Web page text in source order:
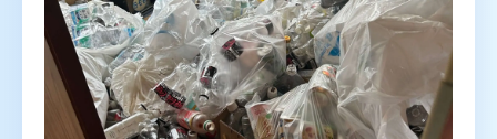
プライバシーポリシー キャンセルポリシー